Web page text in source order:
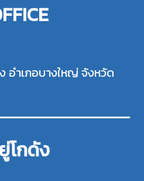
อำเภอบางใหญ่ จังหวัด
โกดัง